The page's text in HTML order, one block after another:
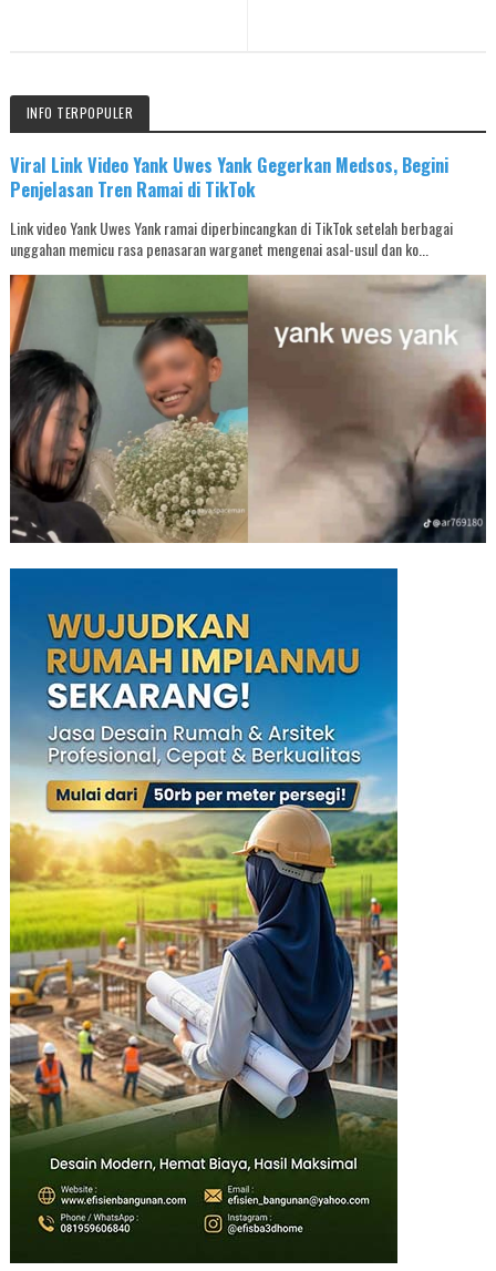
INFO TERPOPULER
Viral Link Video Yank Uwes Yank Gegerkan Medsos, Begini
Penjelasan Tren Ramai di TikTok
Link video Yank Uwes Yank ramai diperbincangkan di TikTok setelah berbagai
unggahan memicu rasa penasaran warganet mengenai asal-usul dan ko...